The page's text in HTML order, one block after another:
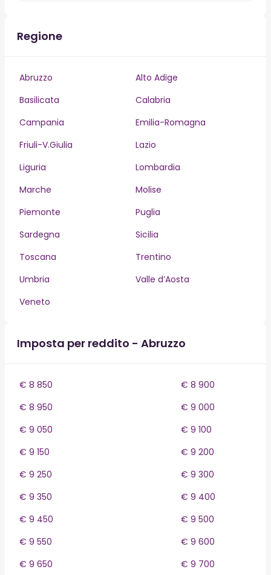
Regione
Abruzzo
Alto Adige
Basilicata
Calabria
Campania
Emilia-Romagna
Friuli-V.Giulia
Lazio
Liguria
Lombardia
Marche
Molise
Piemonte
Puglia
Sardegna
Sicilia
Toscana
Trentino
Umbria
Valle d’Aosta
Veneto
Imposta per reddito - Abruzzo
€ 8 850
€ 8 900
€ 8 950
€ 9 000
€ 9 050
€ 9 100
€ 9 150
€ 9 200
€ 9 250
€ 9 300
€ 9 350
€ 9 400
€ 9 450
€ 9 500
€ 9 550
€ 9 600
€ 9 650
€ 9 700